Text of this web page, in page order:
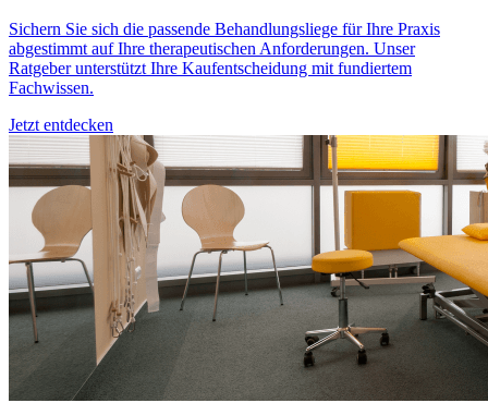
Sichern Sie sich die passende Behandlungsliege für Ihre Praxis
abgestimmt auf Ihre therapeutischen Anforderungen. Unser
Ratgeber unterstützt Ihre Kaufentscheidung mit fundiertem
Fachwissen.
Jetzt entdecken